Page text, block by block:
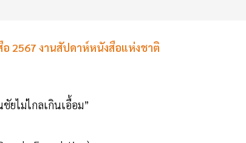
2567 งานสัปดาห์หนังสือแห่งชาติ
ยไม่ไกลเกินเอื้อม”